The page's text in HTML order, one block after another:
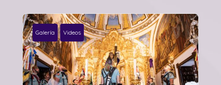
Galería Videos